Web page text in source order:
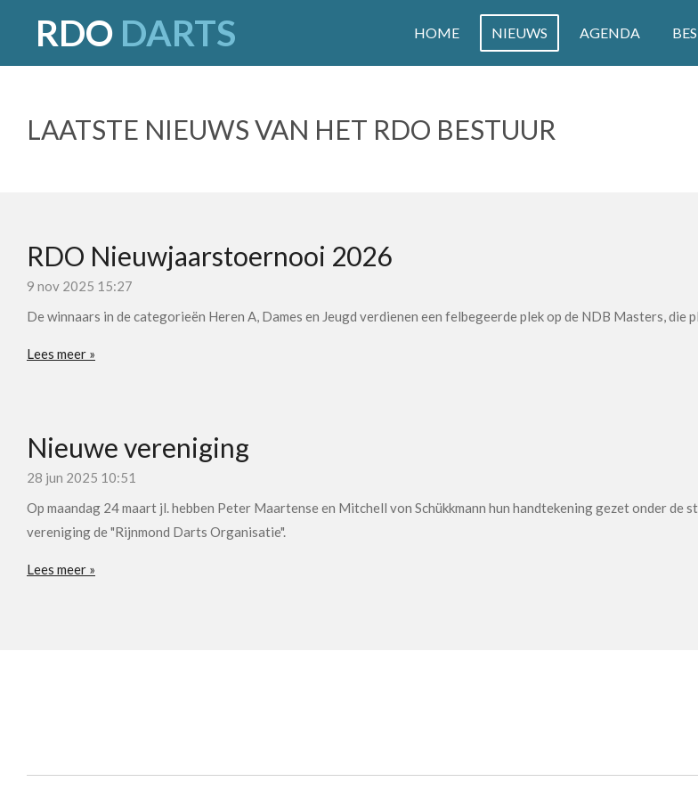
direct
naar
RDO DARTS HOME NIEUWS AGENDA
LAATSTE NIEUWS VAN HET RDO BESTUUR
RDO Nieuwjaarstoernooi 2026
9 nov 2025 15:27
De winnaars in de categorieën Heren A, Dames en Jeugd verdienen een felbegeerde plek op de NDB Masters, die
Lees meer »
Nieuwe vereniging
28 jun 2025 10:51
Op maandag 24 maart jl. hebben Peter Maartense en Mitchell von Schükkmann hun handtekening gezet onder de
vereniging de "Rijnmond Darts Organisatie".
Lees meer »